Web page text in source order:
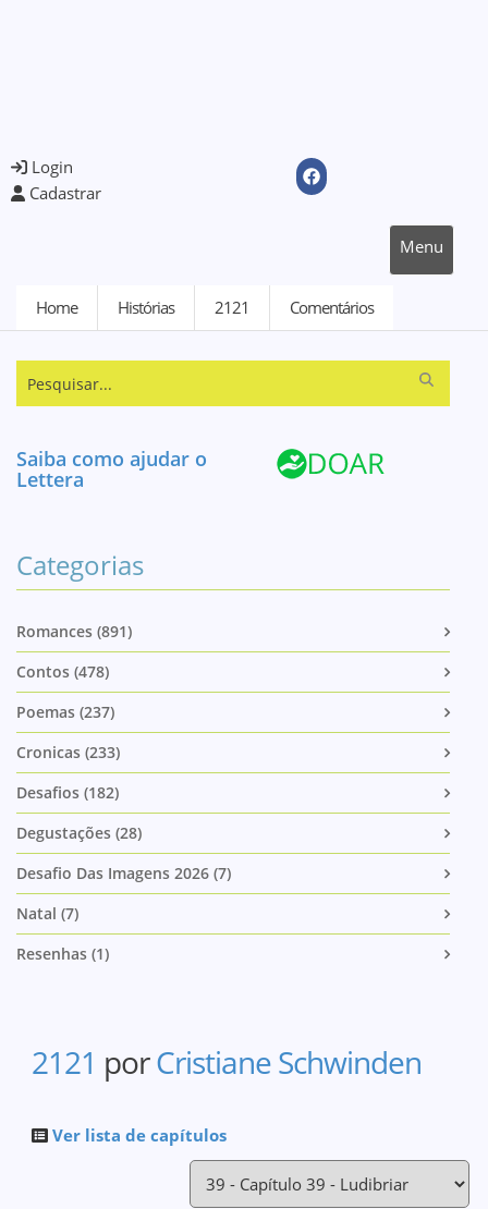
Login
Cadastrar
Menu
Home Histórias 2121 Comentários
Saiba como ajudar o
Lettera
Categorias
Romances (891)
Contos (478)
Poemas (237)
Cronicas (233)
Desafios (182)
Degustações (28)
Desafio Das Imagens 2026 (7)
Natal (7)
Resenhas (1)
2121 porCristiane Schwinden
Ver lista de capítulos